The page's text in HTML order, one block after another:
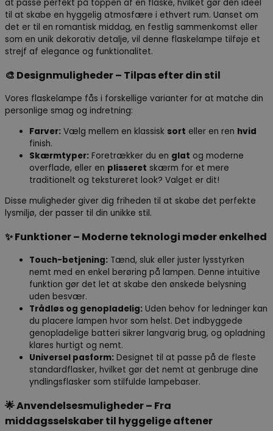
at passe perfekt på toppen af en flaske, hvilket gør den ideel
til at skabe en hyggelig atmosfære i ethvert rum. Uanset om
det er til en romantisk middag, en festlig sammenkomst eller
som en unik dekorativ detalje, vil denne flaskelampe tilføje et
strejf af elegance og funktionalitet.
🎨 Designmuligheder – Tilpas efter din stil
Vores flaskelampe fås i forskellige varianter for at matche din
personlige smag og indretning:
Farver: Vælg mellem en klassisk sort eller en ren hvid
finish.
Skærmtyper: Foretrækker du en glat og moderne
overflade, eller en plisseret skærm for et mere
traditionelt og tekstureret look? Valget er dit!
Disse muligheder giver dig friheden til at skabe det perfekte
lysmiljø, der passer til din unikke stil.
✨Funktioner – Moderne teknologi møder enkelhed
Touch-betjening: Tænd, sluk eller juster lysstyrken
nemt med en enkel berøring på lampen. Denne intuitive
funktion gør det let at skabe den ønskede belysning
uden besvær.
Trådløs og genopladelig: Uden behov for ledninger kan
du placere lampen hvor som helst. Det indbyggede
genopladelige batteri sikrer langvarig brug, og opladning
klares hurtigt og nemt.
Universel pasform: Designet til at passe på de fleste
standardflasker, hvilket gør det nemt at genbruge dine
yndlingsflasker som stilfulde lampebaser.
🌟Anvendelsesmuligheder – Fra
middagsselskaber til hyggelige aftener